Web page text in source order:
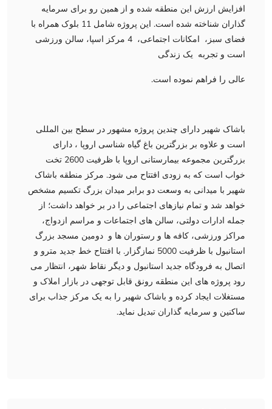
افزایش ارزش این منطقه شده و از همین رو برای سرمایه
گذاران شناخته شده است. این پروژه شامل 11 بلوک همراه با
فضای سبز، امکانات اجتماعی، 4 مرکز اسپا، سالن ورزشی
است و تجربه یک زندگی
عالی را فراهم نموده است.
باشاک شهیر دارای چندین پروژه مشهور در سطح بین المللی
است و علاوه بر بزرگترین باغ گیاه شناسی اروپا ، دارای
بزرگترین مجموعه بیمارستانی اروپا با ظرفیت 2600 تخت
خواب است که به زودی افتتاح می شود. مرکز منطقه باشاک
شهیر با میدانی به وسعت دو برابر میدان بزرگ تکسیم مشخص
خواهد شد و تمام نیازهای اجتماعی را در بر خواهد داشت؛ از
جمله ادارات دولتی، سالن های اجتماعات و مراسم ازدواج،
مراکز ورزشی، کافه ها و رستوران ها و دومین مسجد بزرگ
استانبول با ظرفیت 5000 نمازگزار. با افتتاح خط جدید مترو و
اتصال به فرودگاه جدید استانبول و دیگر نقاط شهر، انتظار می
رود پروژه های این منطقه رونق قابل توجهی در بازار املاک و
مستغلات ایجاد کرده و باشاک شهیر را به یک مرکز جذاب برای
ساکنین و سرمایه گذاران تبدیل نماید.